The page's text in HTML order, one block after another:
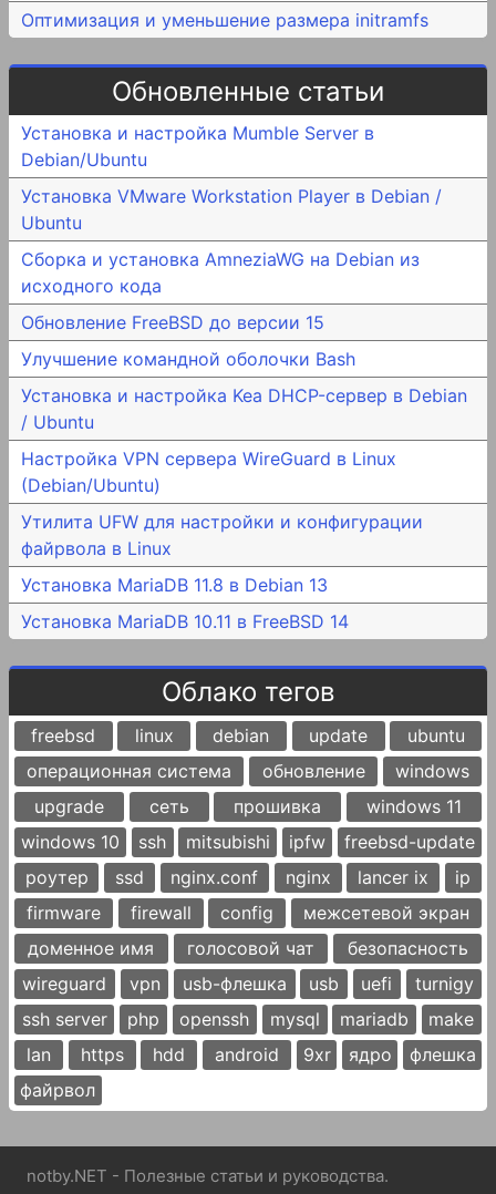
Оптимизация и уменьшение размера initramfs
Обновленные статьи
Установка и настройка Mumble Server в
Debian/Ubuntu
Установка VMware Workstation Player в Debian /
Ubuntu
Сборка и установка AmneziaWG на Debian из
исходного кода
Обновление FreeBSD до версии 15
Улучшение командной оболочки Bash
Установка и настройка Kea DHCP-сервер в Debian
/ Ubuntu
Настройка VPN сервера WireGuard в Linux
(Debian/Ubuntu)
Утилита UFW для настройки и конфигурации
файрвола в Linux
Установка MariaDB 11.8 в Debian 13
Установка MariaDB 10.11 в FreeBSD 14
Облако тегов
freebsd linux debian update
ubuntu
операционная система
обновление
windows
upgrade
сеть прошивка
windows 11
windows 10
ssh mitsubishi ipfw
freebsd-update
роутер
ssd nginx.conf nginx lancer ix
ip
firmware
firewall config
межсетевой экран
доменное имя
голосовой чат
безопасность
wireguard
vpn usb-флешка usb uefi
turnigy
ssh server
php openssh mysql mariadb
make
lan
https hdd android 9xr ядро
флешка
файрвол
notby.NET - Полезные статьи и руководства.